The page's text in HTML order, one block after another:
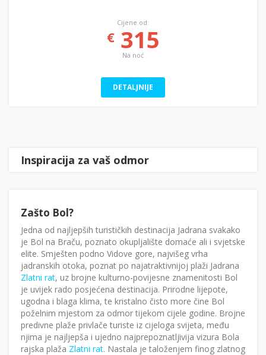
Cijene od:
€315
Na noć
DETALJNIJE
Inspiracija za vaš odmor
Zašto Bol?
Jedna od najljepših turističkih destinacija Jadrana svakako
je Bol na Braču, poznato okupljalište domaće ali i svjetske
elite. Smješten podno Vidove gore, najvišeg vrha
jadranskih otoka, poznat po najatraktivnijoj plaži Jadrana
Zlatni rat, uz brojne kulturno-povijesne znamenitosti Bol
je uvijek rado posjećena destinacija. Prirodne lijepote,
ugodna i blaga klima, te kristalno čisto more čine Bol
poželnim mjestom za odmor tijekom cijele godine. Brojne
predivne plaže privlače turiste iz cijeloga svijeta, među
njima je najljepša i ujedno najprepoznatljivija vizura Bola
rajska plaža Zlatni rat. Nastala je taloženjem finog zlatnog